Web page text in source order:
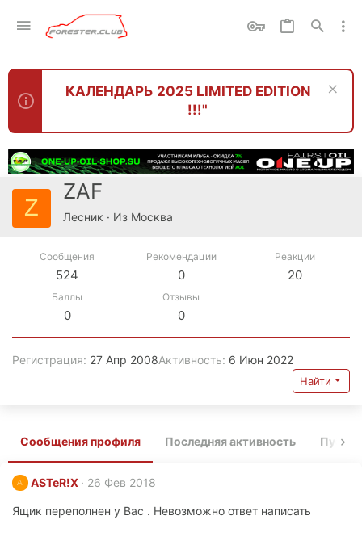
КАЛЕНДАРЬ 2025 LIMITED EDITION
!!!"
Z
ZAF
Лесник · Из Москва
Сообщения
524
Рекомендации
0
Реакции
20
Баллы
0
Отзывы
0
Регистрация 27 Апр 2008Активность 6 Июн 2022
Найти
Сообщения профиля Последняя активность
A ASTeR!X 26 Фев 2018
Ящик переполнен у Вас . Невозможно ответ написать